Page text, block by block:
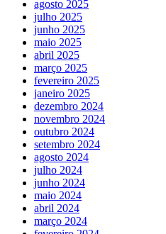
agosto 2025
julho 2025
junho 2025
maio 2025
abril 2025
março 2025
fevereiro 2025
janeiro 2025
dezembro 2024
novembro 2024
outubro 2024
setembro 2024
agosto 2024
julho 2024
junho 2024
maio 2024
abril 2024
março 2024